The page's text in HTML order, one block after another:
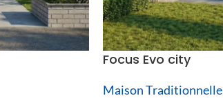
Focus Evo city
Maison Traditionnelle